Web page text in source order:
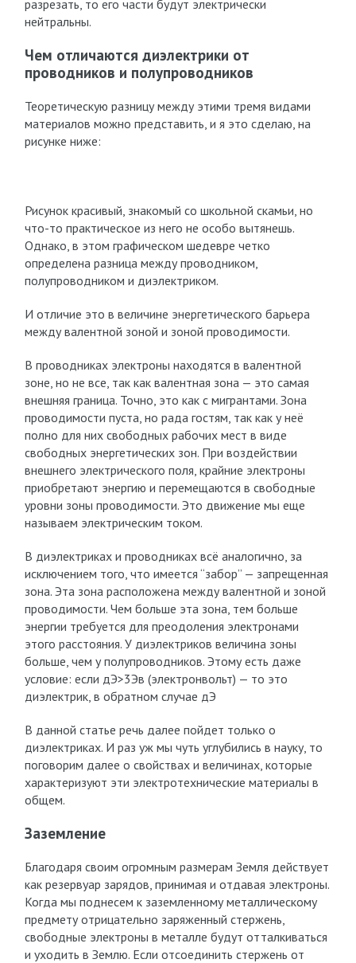
разрезать, то его части будут электрически
нейтральны.
Чем отличаются диэлектрики от
проводников и полупроводников
Теоретическую разницу между этими тремя видами
материалов можно представить, и я это сделаю, на
рисунке ниже:
Рисунок красивый, знакомый со школьной скамьи, но
что-то практическое из него не особо вытянешь.
Однако, в этом графическом шедевре четко
определена разница между проводником,
полупроводником и диэлектриком.
И отличие это в величине энергетического барьера
между валентной зоной и зоной проводимости.
В проводниках электроны находятся в валентной
зоне, но не все, так как валентная зона — это самая
внешняя граница. Точно, это как с мигрантами. Зона
проводимости пуста, но рада гостям, так как у неё
полно для них свободных рабочих мест в виде
свободных энергетических зон. При воздействии
внешнего электрического поля, крайние электроны
приобретают энергию и перемещаются в свободные
уровни зоны проводимости. Это движение мы еще
называем электрическим током.
В диэлектриках и проводниках всё аналогично, за
исключением того, что имеется “забор” — запрещенная
зона. Эта зона расположена между валентной и зоной
проводимости. Чем больше эта зона, тем больше
энергии требуется для преодоления электронами
этого расстояния. У диэлектриков величина зоны
больше, чем у полупроводников. Этому есть даже
условие: если дЭ>3Эв (электронвольт) — то это
диэлектрик, в обратном случае дЭ
В данной статье речь далее пойдет только о
диэлектриках. И раз уж мы чуть углубились в науку, то
поговорим далее о свойствах и величинах, которые
характеризуют эти электротехнические материалы в
общем.
Заземление
Благодаря своим огромным размерам Земля действует
как резервуар зарядов, принимая и отдавая электроны.
Когда мы поднесем к заземленному металлическому
предмету отрицательно заряженный стержень,
свободные электроны в металле будут отталкиваться
и уходить в Землю. Если отсоединить стержень от